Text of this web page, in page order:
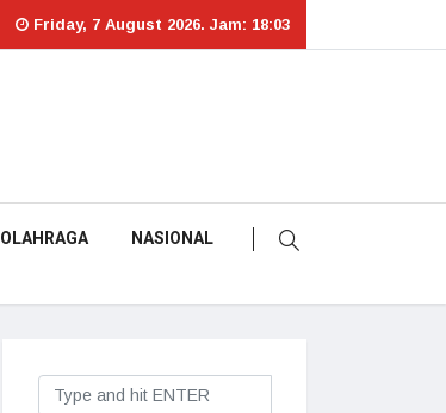
Friday, 7 August 2026. Jam: 18:03
OLAHRAGA NASIONAL